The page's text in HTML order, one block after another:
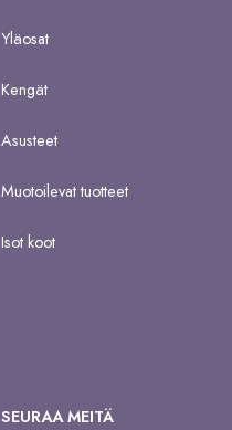
Yläosat
Kengät
Asusteet
Muotoilevat tuotteet
Isot koot
SEURAA MEITÄ